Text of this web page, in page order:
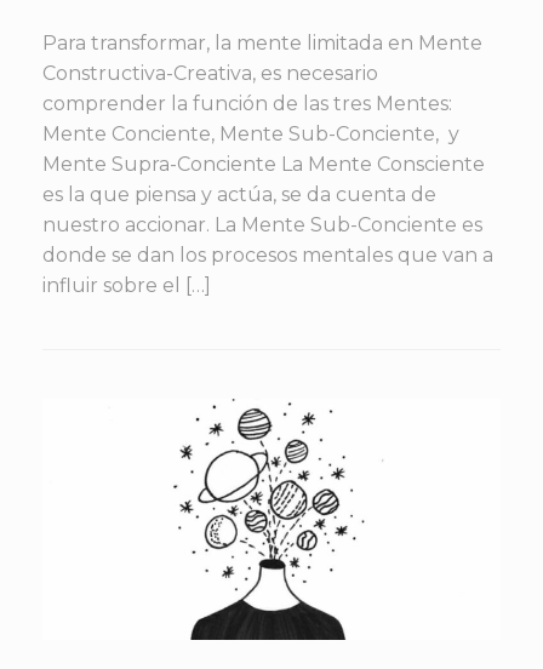
Para transformar, la mente limitada en Mente
Constructiva-Creativa, es necesario
comprender la función de las tres Mentes:
Mente Conciente, Mente Sub-Conciente, y
Mente Supra-Conciente La Mente Consciente
es la que piensa y actúa, se da cuenta de
nuestro accionar. La Mente Sub-Conciente es
donde se dan los procesos mentales que van a
influir sobre el […]